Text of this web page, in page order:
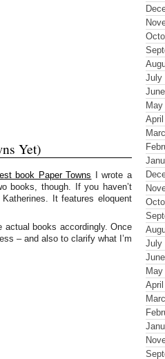
Yet)
book Paper Towns I wrote a
books, though. If you haven’t
It features eloquent
books accordingly. Once
– and also to clarify what I’m
July
July